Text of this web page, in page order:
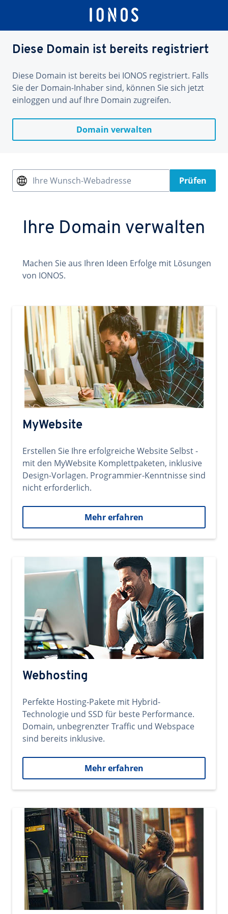
Diese Domain ist bereits registriert
Diese Domain ist bereits bei IONOS registriert. Falls
Sie der Domain-Inhaber sind, können Sie sich jetzt
einloggen und auf Ihre Domain zugreifen.
Domain verwalten
Ihre Wunsch-Webadresse Prüfen
Ihre Domain verwalten
Machen Sie aus Ihren Ideen Erfolge mit Lösungen
von IONOS.
MyWebsite
Erstellen Sie Ihre erfolgreiche Website Selbst -
mit den MyWebsite Komplettpaketen, inklusive
Design-Vorlagen. Programmier-Kenntnisse sind
nicht erforderlich.
Mehr erfahren
Webhosting
Perfekte Hosting-Pakete mit Hybrid-
Technologie und SSD für beste Performance.
Domain, unbegrenzter Traffic und Webspace
sind bereits inklusive.
Mehr erfahren